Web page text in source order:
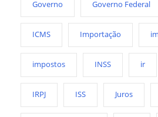
Governo Governo Federal
ICMS Importação
impostos INSS ir
IRPJ ISS Juros